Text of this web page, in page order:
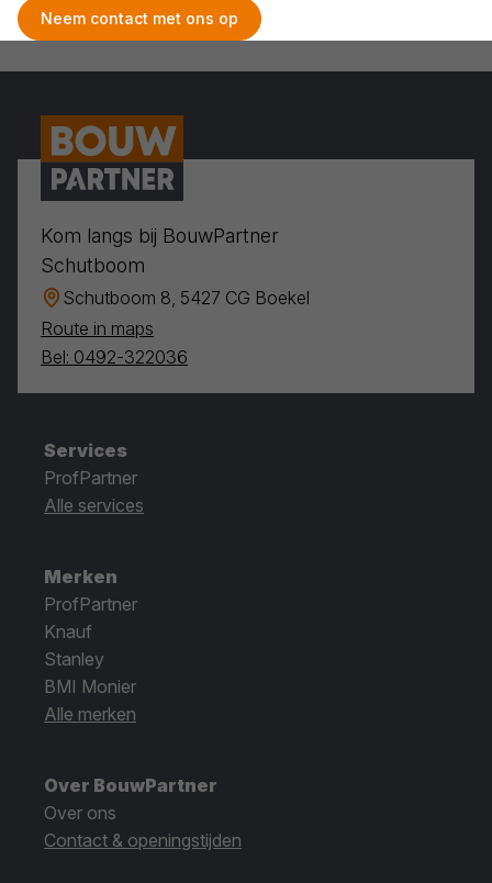
Neem contact met ons op
Kom langs bij BouwPartner
Schutboom
Schutboom 8, 5427 CG Boekel
Route in maps
Bel: 0492-322036
Services
ProfPartner
Alle services
Merken
ProfPartner
Knauf
Stanley
BMI Monier
Alle merken
Over BouwPartner
Over ons
Contact & openingstijden